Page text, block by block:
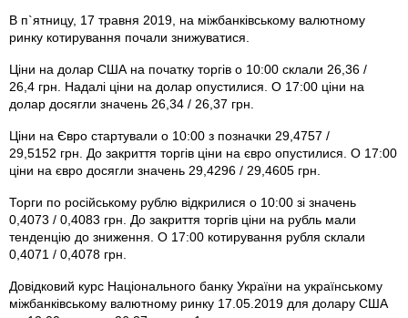
В п`ятницу, 17 травня 2019, на міжбанківському валютному
ринку котирування почали знижуватися.
Ціни на долар США на початку торгів о 10:00 склали 26,36 /
26,4 грн. Надалі ціни на долар опустилися. О 17:00 ціни на
долар досягли значень 26,34 / 26,37 грн.
Ціни на Євро стартували о 10:00 з позначки 29,4757 /
29,5152 грн. До закриття торгів ціни на євро опустилися. О 17:00
ціни на євро досягли значень 29,4296 / 29,4605 грн.
Торги по російському рублю відкрилися о 10:00 зі значень
0,4073 / 0,4083 грн. До закриття торгів ціни на рубль мали
тенденцію до зниження. О 17:00 котирування рубля склали
0,4071 / 0,4078 грн.
Довідковий курс Національного банку України на українському
міжбанківському валютному ринку 17.05.2019 для долару США